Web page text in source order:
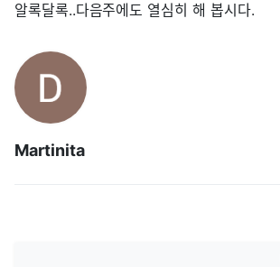
알록달록..다음주에도 열심히 해 봅시다.
Martinita